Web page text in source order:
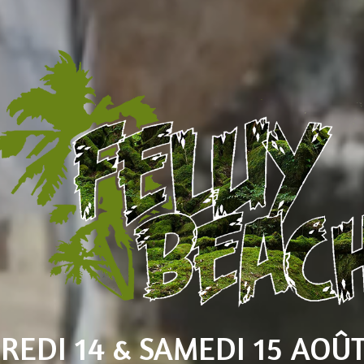
14 & SAMEDI 15